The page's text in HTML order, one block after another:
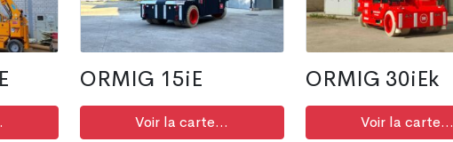
ORMIG 15iE
Voir la carte...
ORMIG 30iEk
Voir la carte...